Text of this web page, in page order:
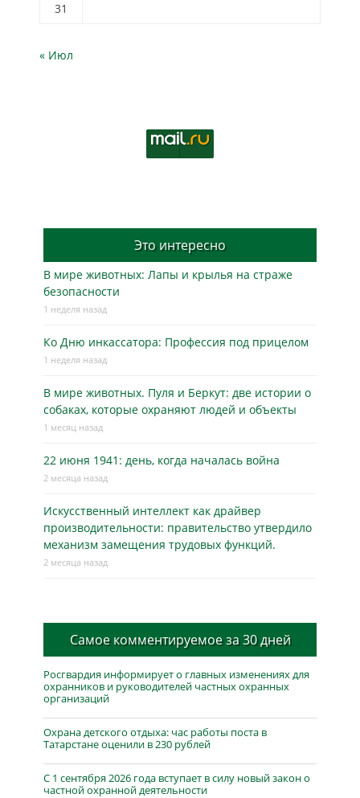
31
« Июл
Это интересно
В мире животных: Лапы и крылья на страже
безопасности
1 неделя назад
Ко Дню инкассатора: Профессия под прицелом
1 неделя назад
В мире животных. Пуля и Беркут: две истории о
собаках, которые охраняют людей и объекты
1 месяц назад
22 июня 1941: день, когда началась война
2 месяца назад
Искусственный интеллект как драйвер
производительности: правительство утвердило
механизм замещения трудовых функций.
2 месяца назад
Самое комментируемое за 30 дней
Росгвардия информирует о главных изменениях для
охранников и руководителей частных охранных
организаций
Охрана детского отдыха: час работы поста в
Татарстане оценили в 230 рублей
С 1 сентября 2026 года вступает в силу новый закон о
частной охранной деятельности